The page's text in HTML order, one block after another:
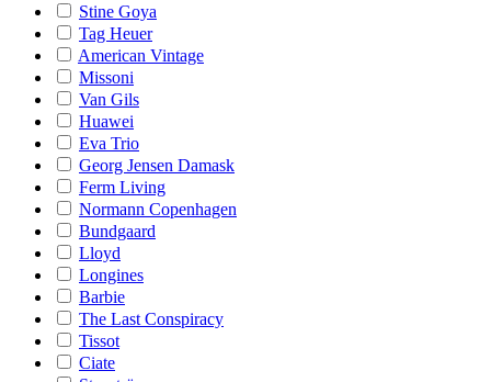
Stine Goya
Tag Heuer
American Vintage
Missoni
Van Gils
Huawei
Eva Trio
Georg Jensen Damask
Ferm Living
Normann Copenhagen
Bundgaard
Lloyd
Longines
Barbie
The Last Conspiracy
Tissot
Ciate